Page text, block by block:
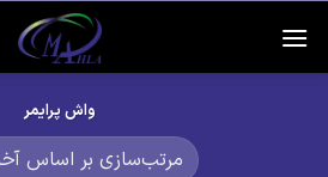
محتوا
واش پرایمر